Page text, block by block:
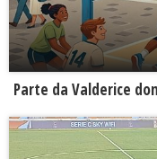
Parte da Valderice